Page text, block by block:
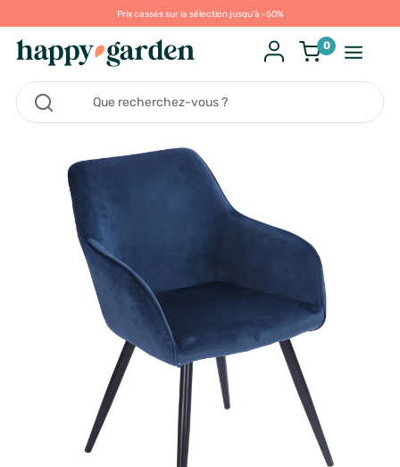
Prix cassés sur la sélection jusqu'à -50%
0